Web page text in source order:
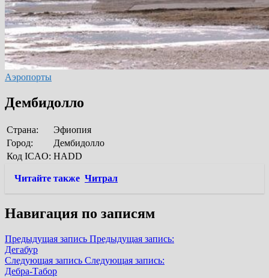
Аэропорты
Дембидолло
Страна:
Эфиопия
Город:
Дембидолло
Код ICAO: HADD
Читайте также Читрал
Навигация по записям
Предыдущая запись Предыдущая запись:
Дегабур
Следующая запись Следующая запись:
Дебра-Табор